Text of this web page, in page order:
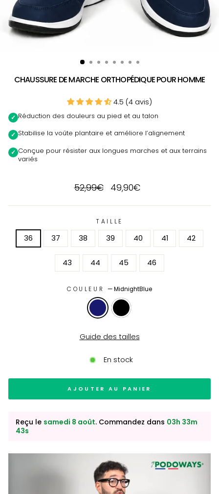
CHAUSSURE DE MARCHE ORTHOPÉDIQUE POUR HOMME
4.5 (4 avis)
✓ Réduction des douleurs au pied et au talon
✓ Stabilise la voûte plantaire et améliore l’alignement
✓ Conçue pour résister aux longues marches et aux terrains
variés
Prix
régulier
52,99€
Prix
réduit
49,90€
TAILLE
36 37 38 39 40 41 42
43 44 45 46
COULEUR —MidnightBlue
Guide des tailles
En stock
AJOUTER AU PANIER
Reçu le samedi 8 août. Commandez dans 03h 33m
42s